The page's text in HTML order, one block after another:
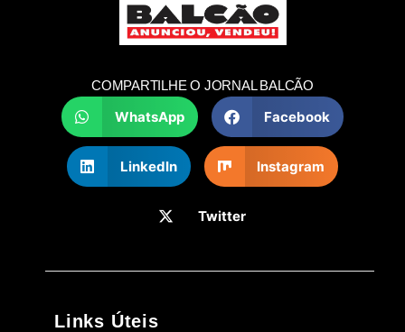
COMPARTILHE O JORNAL BALCÃO
WhatsApp Facebook
LinkedIn Instagram
Twitter
Links Úteis